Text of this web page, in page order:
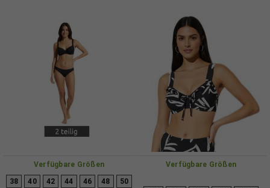
Verfügbare Größen
38 40 42 44 46 48 50
Verfügbare Größen